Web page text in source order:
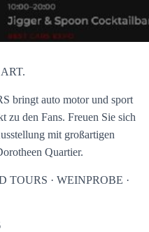
S
H
E
N
bringt auto motor und sport
zu den Fans. Freuen Sie sich
mit großartigen
Quartier.
TOURS · WEINPROBE ·